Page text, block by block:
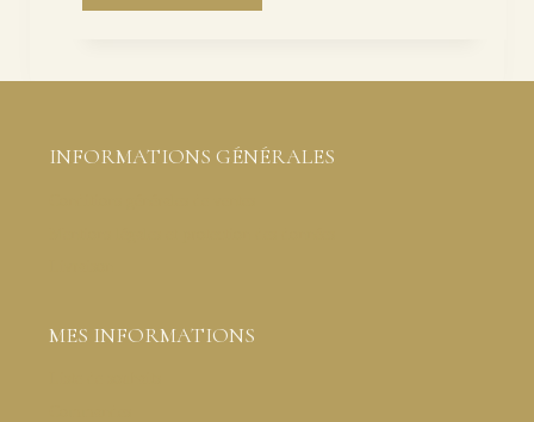
INFORMATIONS GÉNÉRALES
MES INFORMATIONS